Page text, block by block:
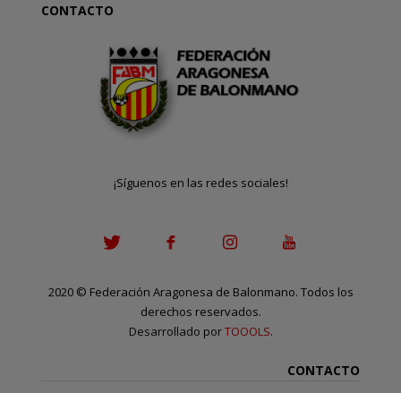
CONTACTO
¡Síguenos en las redes sociales!
2020 © Federación Aragonesa de Balonmano. Todos los
derechos reservados.
Desarrollado porTOOOLS.
CONTACTO